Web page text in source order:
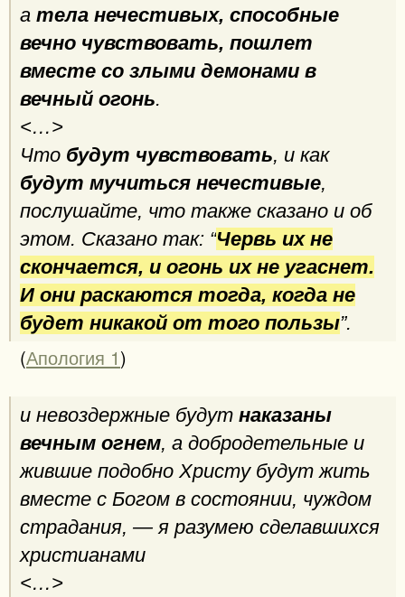
а тела нечестивых, способные
вечно чувствовать, пошлет
вместе со злыми демонами в
вечный огонь.
<…>
Что будут чувствовать, и как
будут мучиться нечестивые,
послушайте, что также сказано и об
этом. Сказано так: “Червь их не
скончается, и огонь их не угаснет.
И они раскаются тогда, когда не
будет никакой от того пользы”.
(Апология 1)
и невоздержные будут наказаны
вечным огнем, а добродетельные и
жившие подобно Христу будут жить
вместе с Богом в состоянии, чуждом
страдания, — я разумею сделавшихся
христианами
<…>